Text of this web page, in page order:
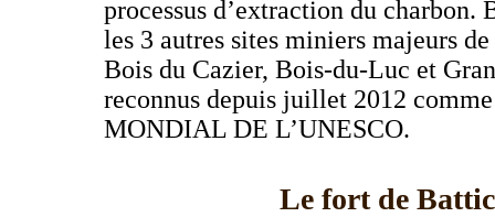
processus d’extraction du charbon.
les 3 autres sites miniers majeurs
Bois du Cazier, Bois-du-Luc et
reconnus depuis juillet 2012
MONDIAL DE L’UNESCO.
Le fort de